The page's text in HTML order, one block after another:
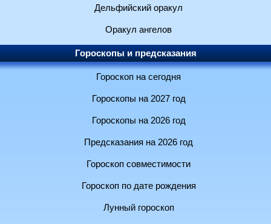
Дельфийский оракул
Оракул ангелов
Гороскопы и предсказания
Гороскоп на сегодня
Гороскопы на 2027 год
Гороскопы на 2026 год
Предсказания на 2026 год
Гороскоп совместимости
Гороскоп по дате рождения
Лунный гороскоп